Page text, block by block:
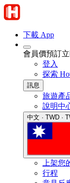
下載 App
會員價預訂
登入
探索
訊息
旅遊產
說明中
中文 · TWD ·
上架您
行程